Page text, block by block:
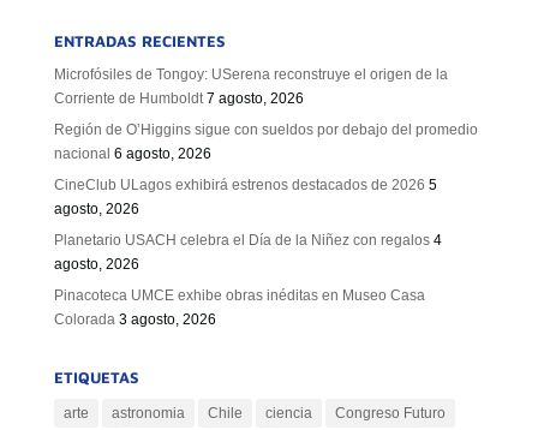
ENTRADAS RECIENTES
Microfósiles de Tongoy: USerena reconstruye el origen de la
Corriente de Humboldt 7 agosto, 2026
Región de O’Higgins sigue con sueldos por debajo del promedio
nacional 6 agosto, 2026
CineClub ULagos exhibirá estrenos destacados de 2026 5
agosto, 2026
Planetario USACH celebra el Día de la Niñez con regalos 4
agosto, 2026
Pinacoteca UMCE exhibe obras inéditas en Museo Casa
Colorada 3 agosto, 2026
ETIQUETAS
arte astronomia Chile ciencia
Congreso Futuro